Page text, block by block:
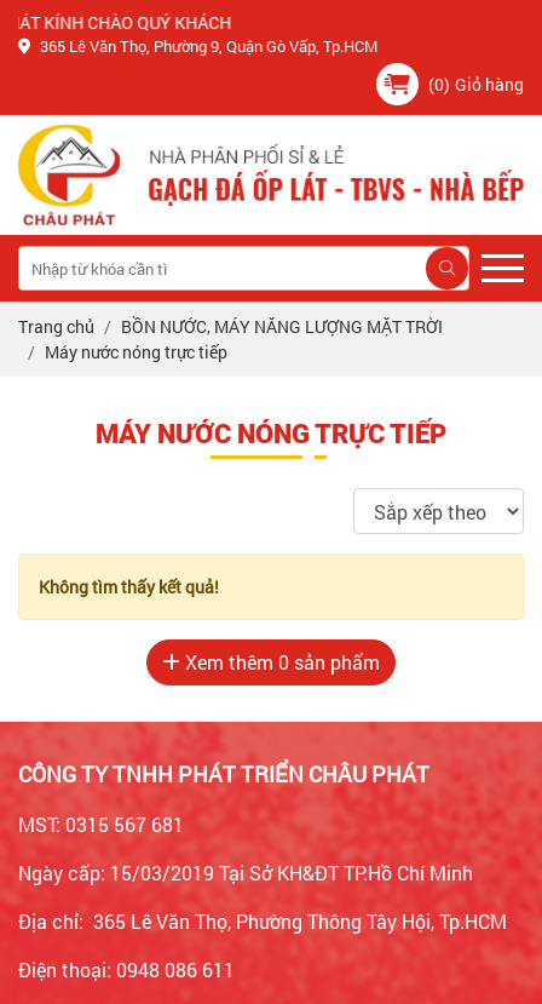
KÍNH CHÀO QUÝ KHÁCH
365 Lê Văn Thọ, Phường 9, Quận Gò Vấp, Tp.HCM
(0) Giỏ hàng
Trang chủ
BỒN NƯỚC, MÁY NĂNG LƯỢNG MẶT TRỜI
Máy nước nóng trực tiếp
MÁY NƯỚC NÓNG TRỰC TIẾP
Không tìm thấy kết quả!
Xem thêm 0 sản phẩm
CÔNG TY TNHH PHÁT TRIỂN CHÂU PHÁT
MST: 0315 567 681
Ngày cấp: 15/03/2019 Tại Sở KH&ĐT TP.Hồ Chí Minh
Địa chỉ: 365 Lê Văn Thọ, Phường Thông Tây Hội, Tp.HCM
Điện thoại: 0948 086 611